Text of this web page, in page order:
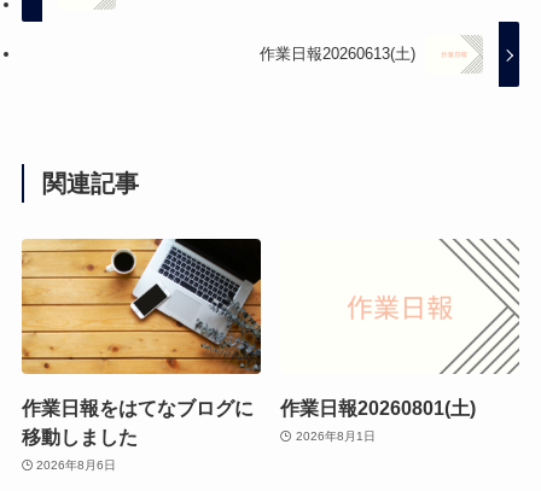
作業日報20260613(土)
関連記事
作業日報をはてなブログに
移動しました
2026年8月6日
作業日報20260801(土)
2026年8月1日